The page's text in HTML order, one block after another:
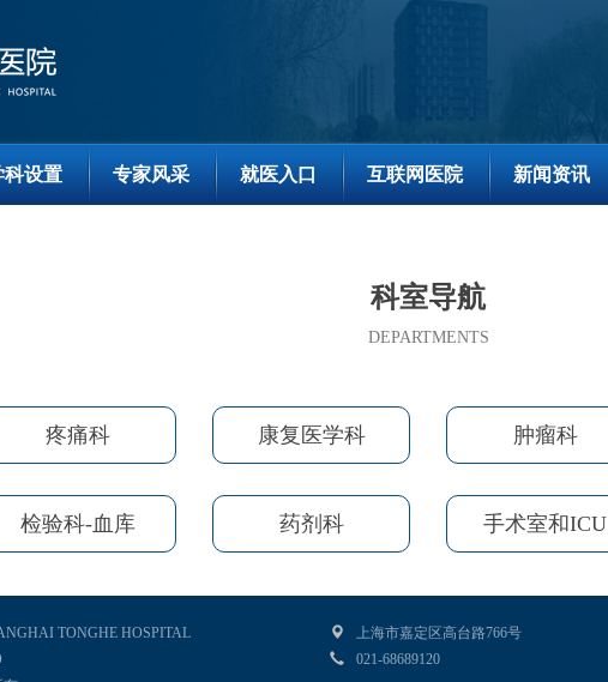
科设置 专家风采 就医入口 互联网医院 新闻资讯
科室导航
DEPARTMENTS
疼痛科 康复医学科 肿瘤科
检验科-血库 药剂科 手术室和ICU
TONGHE HOSPITAL
上海市嘉定区高台路766号
021-68689120